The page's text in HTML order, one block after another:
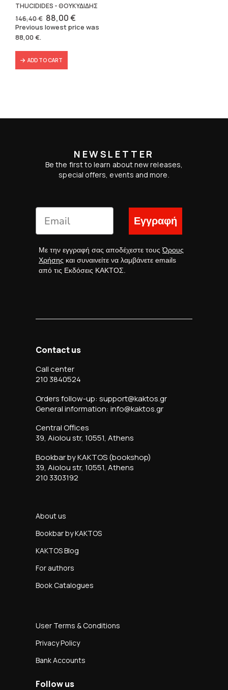
THUCIDIDES - ΘΟΥΚΥΔΙΔΗΣ
146,40€ Original
price
was:
88,00€Current
price
is:
Previous lowest price was
88,00€.
ADD TO CART
NEWSLETTER
Be the first to learn about new releases,
special offers, events and more.
Εγγραφή
Με την εγγραφή σας αποδέχεστε τουςΌρους
Χρήσης και συναινείτε να λαμβάνετε emails
από τις Εκδόσεις ΚΑΚΤΟΣ.
Contact us
Call center
210 3840524
Orders follow-up: support@kaktos.gr
General information: info@kaktos.gr
Central Offices
39, Aiolou str, 10551, Athens
Bookbar by KAKTOS (bookshop)
39, Aiolou str, 10551, Athens
210 3303192
About us
Bookbar by KAKTOS
KAKTOS Blog
For authors
Book Catalogues
User Terms & Conditions
Privacy Policy
Bank Accounts
Follow us